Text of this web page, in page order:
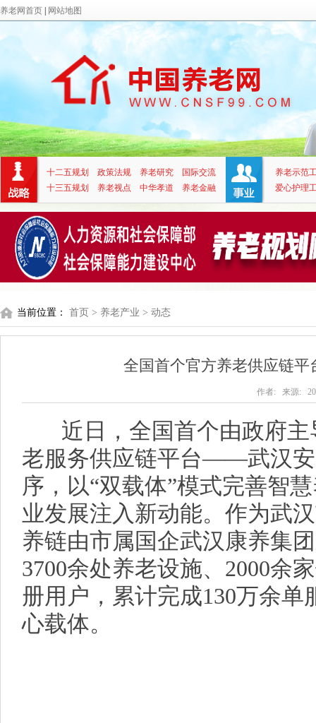
养老网首页 网站地图
十二五规划 政策法规 养老研究
国际交流
十三五规划
养老视点 中华孝道 养老金融
养老示范
爱心护理
当前位置： 首页 > 养老产业 > 动态
全国首个官方养老供应链
作者: 来源:
近日，全国首个由政府主
老服务供应链平台——武汉
序，以“双载体”模式完善智
业发展注入新动能。作为武
养链由市属国企武汉康养集
3700余处养老设施、2000余
册用户，累计完成130万余
心载体。